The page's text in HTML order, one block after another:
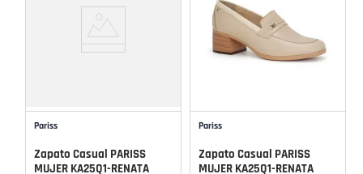
Pariss
Zapato Casual PARISS
MUJER KA25Q1-RENATA
Pariss
Zapato Casual PARISS
MUJER KA25Q1-RENATA